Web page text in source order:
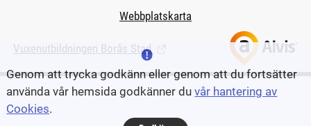
Webbplatskarta
Vuxenutbildningen Borås Stad (Länk till extern sida.)
Genom att trycka godkänn eller genom att du fortsätter
använda vår hemsida godkänner duvår hantering av
Cookies.